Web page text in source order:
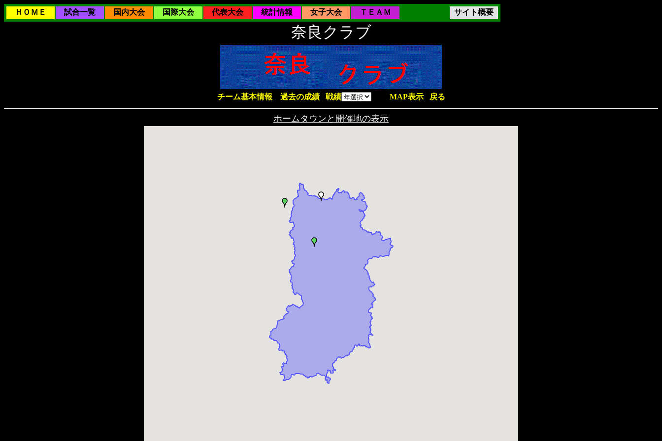
ＨＯＭＥ 試合一覧 国内大会 国際大会 代表大会 統計情報 女子大会 ＴＥＡＭ サイト概要
奈良クラブ
チーム基本情報 過去の成績 戦績 MAP表示 戻る
ホームタウンと開催地の表示